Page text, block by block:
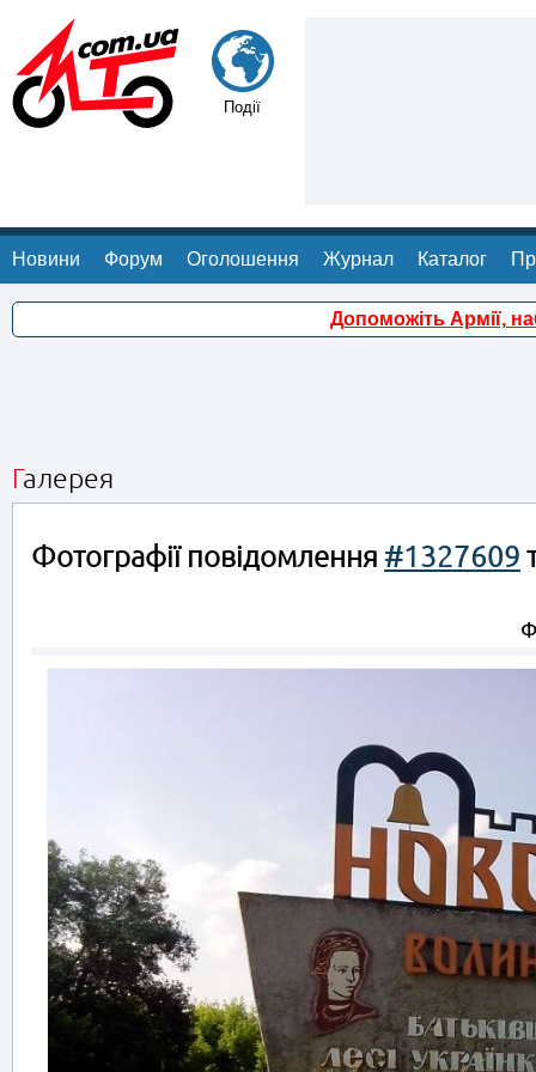
Події
Новини Форум Оголошення Журнал Каталог
Допоможіть Армії,
Галерея
Фотографії повідомлення #1327609